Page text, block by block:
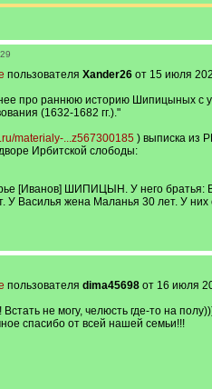
пользователя Xander26от 15 июля
про раннюю историю Шипицыных с
(1632-1682 гг.)."
materialy-...z567300185) выписка из
Ирбитской слободы:
[Иванов] ШИПИЦЫН. У него братья:
У Василья жена Маланья 30 лет. У
пользователя dima45698от 16 июля
не могу, челюсть где-то на
спасибо от всей нашей семьи!!!